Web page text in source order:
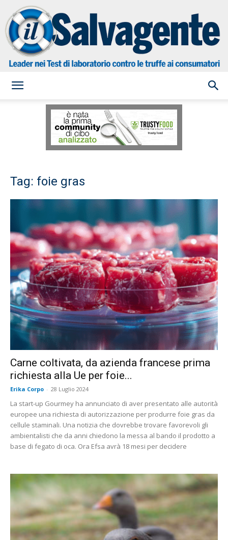
Salvagente
Tag: foie gras
Carne coltivata, da azienda francese prima
richiesta alla Ue per foie...
Erika Corpo - 28 Luglio 2024
La start-up Gourmey ha annunciato di aver presentato alle autorità
europee una richiesta di autorizzazione per produrre foie gras da
cellule staminali. Una notizia che dovrebbe trovare favorevoli gli
ambientalisti che da anni chiedono la messa al bando il prodotto a
base di fegato di oca. Ora Efsa avrà 18 mesi per decidere